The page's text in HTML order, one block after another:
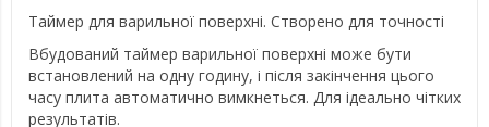
Таймер для варильної поверхні. Створено для точності
Вбудований таймер варильної поверхні може бути
встановлений на одну годину, і після закінчення цього
часу плита автоматично вимкнеться. Для ідеально чітких
результатів.